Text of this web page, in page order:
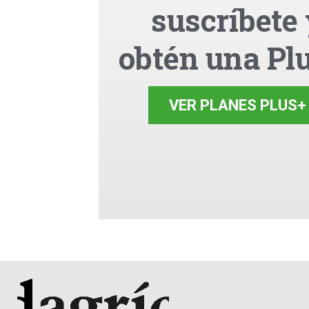
suscríbete
obtén una
VER PLANES PLUS+